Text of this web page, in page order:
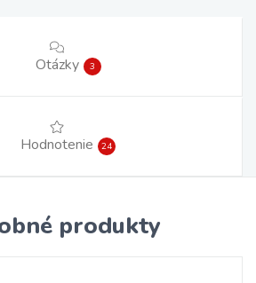
Otázky 3
Hodnotenie 24
produkty